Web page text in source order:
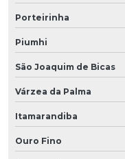
Porteirinha
Piumhi
São Joaquim de Bicas
Várzea da Palma
Itamarandiba
Ouro Fino